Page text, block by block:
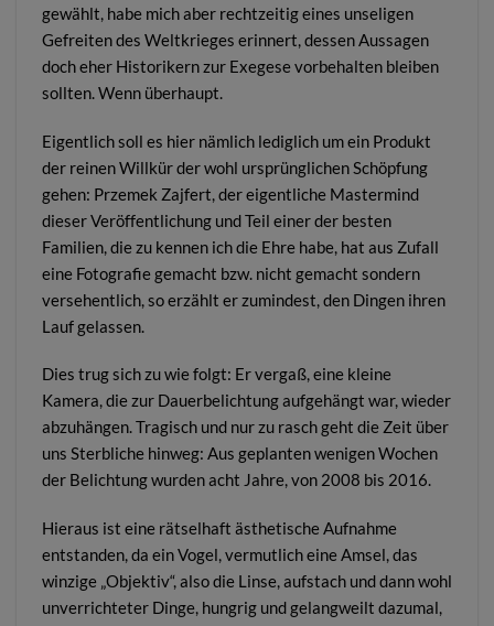
gewählt, habe mich aber rechtzeitig eines unseligen
Gefreiten des Weltkrieges erinnert, dessen Aussagen
doch eher Historikern zur Exegese vorbehalten bleiben
sollten. Wenn überhaupt.
Eigentlich soll es hier nämlich lediglich um ein Produkt
der reinen Willkür der wohl ursprünglichen Schöpfung
gehen: Przemek Zajfert, der eigentliche Mastermind
dieser Veröffentlichung und Teil einer der besten
Familien, die zu kennen ich die Ehre habe, hat aus Zufall
eine Fotografie gemacht bzw. nicht gemacht sondern
versehentlich, so erzählt er zumindest, den Dingen ihren
Lauf gelassen.
Dies trug sich zu wie folgt: Er vergaß, eine kleine
Kamera, die zur Dauerbelichtung aufgehängt war, wieder
abzuhängen. Tragisch und nur zu rasch geht die Zeit über
uns Sterbliche hinweg: Aus geplanten wenigen Wochen
der Belichtung wurden acht Jahre, von 2008 bis 2016.
Hieraus ist eine rätselhaft ästhetische Aufnahme
entstanden, da ein Vogel, vermutlich eine Amsel, das
winzige „Objektiv“, also die Linse, aufstach und dann wohl
unverrichteter Dinge, hungrig und gelangweilt dazumal,